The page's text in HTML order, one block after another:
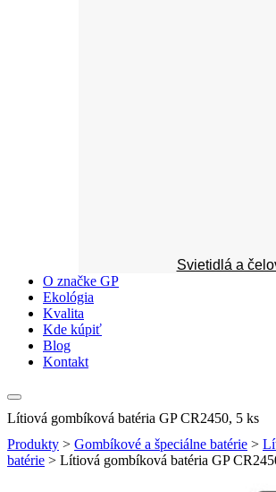
Svietidlá a
O značke GP
Ekológia
Kvalita
Kde kúpiť
Blog
Kontakt
Lítiová gombíková batéria GP CR2450, 5 ks
Produkty > Gombíkové a špeciálne batérie >
batérie > Lítiová gombíková batéria GP